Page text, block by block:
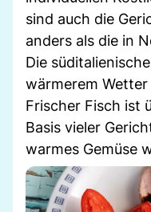
sind auch die
anders als die in
Die
wärmerem
Frischer Fisch ist
Basis vieler
warmes Gemüse